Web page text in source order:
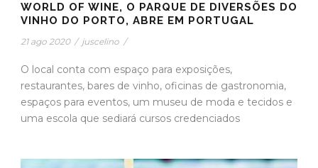
WORLD OF WINE, O PARQUE DE DIVERSÕES DO
VINHO DO PORTO, ABRE EM PORTUGAL
21 ago 2020 / juscelino /
O local conta com espaço para exposições,
restaurantes, bares de vinho, oficinas de gastronomia,
espaços para eventos, um museu de moda e tecidos e
uma escola que sediará cursos credenciados